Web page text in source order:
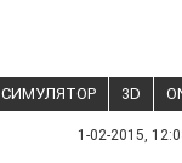
СИМУЛЯТОР 3D
1-02-2015,